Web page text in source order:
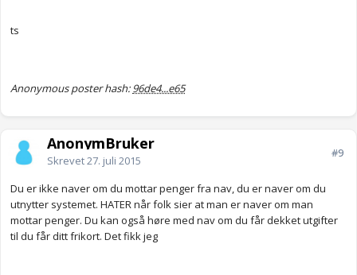
ts
Anonymous poster hash:96de4...e65
AnonymBruker
Skrevet27. juli 2015
#9
Du er ikke naver om du mottar penger fra nav, du er naver om du
utnytter systemet. HATER når folk sier at man er naver om man
mottar penger. Du kan også høre med nav om du får dekket utgifter
til du får ditt frikort. Det fikk jeg